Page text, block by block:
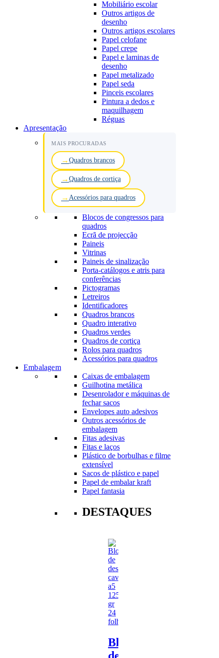
Mobiliário escolar
Outros artigos de
desenho
Outros artigos escolares
Papel celofane
Papel crepe
Papel e laminas de
desenho
Papel metalizado
Papel seda
Pinceis escolares
Pintura a dedos e
maquilhagem
Réguas
Apresentação
MAIS PROCURADAS
Quadros brancos
Quadros de cortiça
Acessórios para quadros
Blocos de congressos para
quadros
Ecrã de projecção
Paineis
Vitrinas
Paineis de sinalização
Porta-catálogos e atris para
conferências
Pictogramas
Letreiros
Identificadores
Quadros brancos
Quadro interativo
Quadros verdes
Quadros de cortiça
Rolos para quadros
Acessórios para quadros
Embalagem
Caixas de embalagem
Guilhotina metálica
Desenrolador e máquinas de
fechar sacos
Envelopes auto adesivos
Outros acessórios de
embalagem
Fitas adesivas
Fitas e laços
Plástico de borbulhas e filme
extensível
Sacos de plástico e papel
Papel de embalar kraft
Papel fantasia
DESTAQUES
Bloco
de